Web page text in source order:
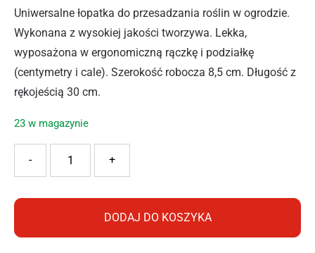
Uniwersalne łopatka do przesadzania roślin w ogrodzie.
Wykonana z wysokiej jakości tworzywa. Lekka,
wyposażona w ergonomiczną rączkę i podziałkę
(centymetry i cale). Szerokość robocza 8,5 cm. Długość z
rękojeścią 30 cm.
23 w magazynie
+
-
DODAJ DO KOSZYKA